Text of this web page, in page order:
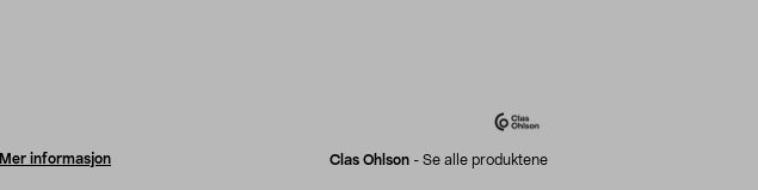
Mer informasjon Clas Ohlson - Se alle produktene